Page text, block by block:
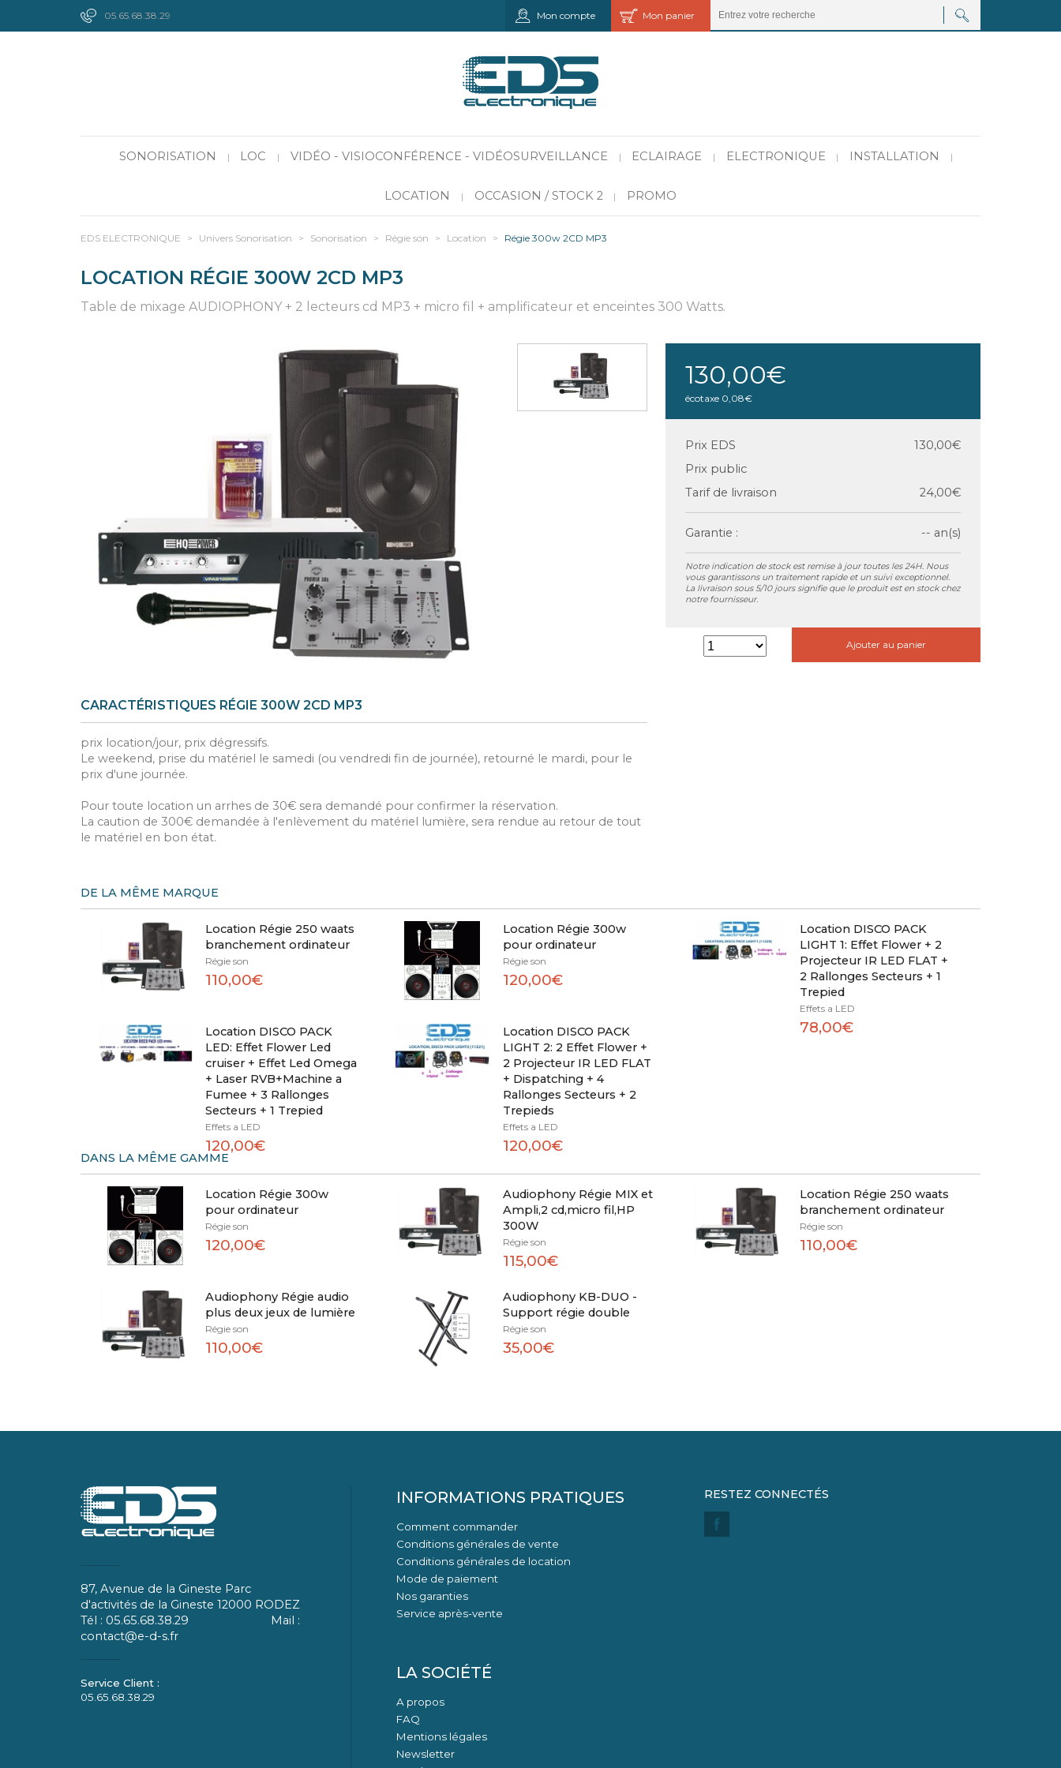
05.65.68.38.29 Mon panier
Mon compte
SONORISATION | LOC | VIDÉO - VISIOCONFÉRENCE - VIDÉOSURVEILLANCE | ECLAIRAGE | ELECTRONIQUE | INSTALLATION |
LOCATION | OCCASION / STOCK 2 | PROMO
EDS ELECTRONIQUE > Univers Sonorisation > Sonorisation > Régie son > Location > Régie 300w 2CD MP3
LOCATION RÉGIE 300W 2CD MP3
Table de mixage AUDIOPHONY + 2 lecteurs cd MP3 + micro fil + amplificateur et enceintes 300 Watts.
130,00€
écotaxe 0,08€
Prix EDS
130,00€
Prix public
Tarif de livraison
24,00€
Garantie : -- an(s)
Notre indication de stock est remise à jour toutes les 24H. Nous
vous garantissons un traitement rapide et un suivi exceptionnel.
La livraison sous 5/10 jours signifie que le produit est en stock chez
notre fournisseur.
Ajouter au panier
CARACTÉRISTIQUES RÉGIE 300W 2CD MP3
prix location/jour, prix dégressifs.
Le weekend, prise du matériel le samedi (ou vendredi fin de journée), retourné le mardi, pour le
prix d'une journée.
Pour toute location un arrhes de 30€ sera demandé pour confirmer la réservation.
La caution de 300€ demandée à l'enlèvement du matériel lumière, sera rendue au retour de tout
le matériel en bon état.
DE LA MÊME MARQUE
Location Régie 250 waats
branchement ordinateur
Régie son
110,00€
Location Régie 300w
pour ordinateur
Régie son
120,00€
Location DISCO PACK
LIGHT 1: Effet Flower + 2
Projecteur IR LED FLAT +
2 Rallonges Secteurs + 1
Trepied
Effets a LED
78,00€
Location DISCO PACK
LED: Effet Flower Led
cruiser + Effet Led Omega
+ Laser RVB+Machine a
Fumee + 3 Rallonges
Secteurs + 1 Trepied
Effets a LED
120,00€
Location DISCO PACK
LIGHT 2: 2 Effet Flower +
2 Projecteur IR LED FLAT
+ Dispatching + 4
Rallonges Secteurs + 2
Trepieds
Effets a LED
120,00€
DANS LA MÊME GAMME
Location Régie 300w
pour ordinateur
Régie son
120,00€
Audiophony Régie MIX et
Ampli,2 cd,micro fil,HP
300W
Régie son
115,00€
Location Régie 250 waats
branchement ordinateur
Régie son
110,00€
Audiophony Régie audio
plus deux jeux de lumière
Régie son
110,00€
Audiophony KB-DUO -
Support régie double
Régie son
35,00€
87, Avenue de la Gineste Parc
d'activités de la Gineste 12000 RODEZ
Tél : 05.65.68.38.29 Mail :
contact@e-d-s.fr
05.65.68.38.29
INFORMATIONS PRATIQUES
Comment commander
Conditions générales de vente
Conditions générales de location
Mode de paiement
Nos garanties
Service après-vente
LA SOCIÉTÉ
A propos
FAQ
Mentions légales
Newsletter